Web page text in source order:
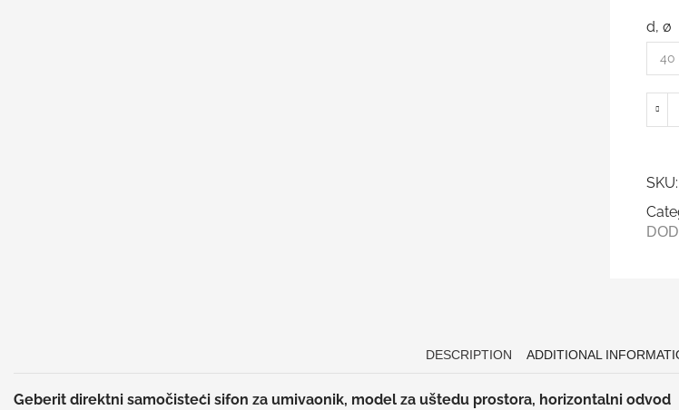
d, ø
SKU:
DESCRIPTION ADDITIONAL
Geberit direktni samočisteći sifon za umivaonik, model za uštedu prostora, horizontalni odvod